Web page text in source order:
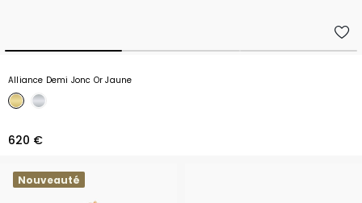
Alliance Demi Jonc Or Jaune
620 €
Nouveauté